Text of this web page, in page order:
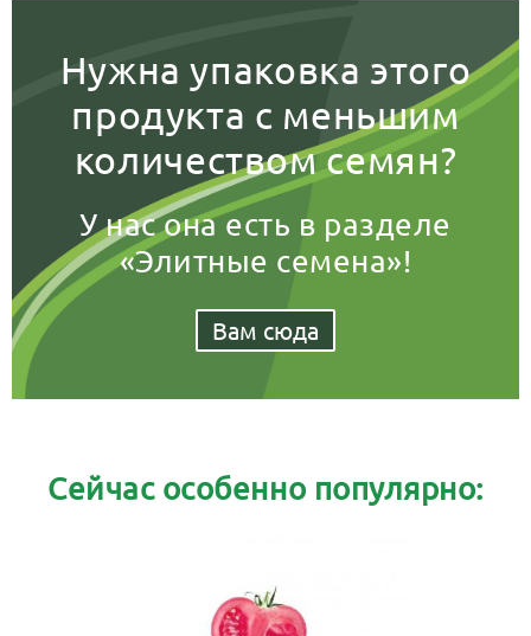
Нужна упаковка этого
продукта с меньшим
количеством семян?
У нас она есть в разделе
«Элитные семена»!
Вам сюда
Сейчас особенно популярно: